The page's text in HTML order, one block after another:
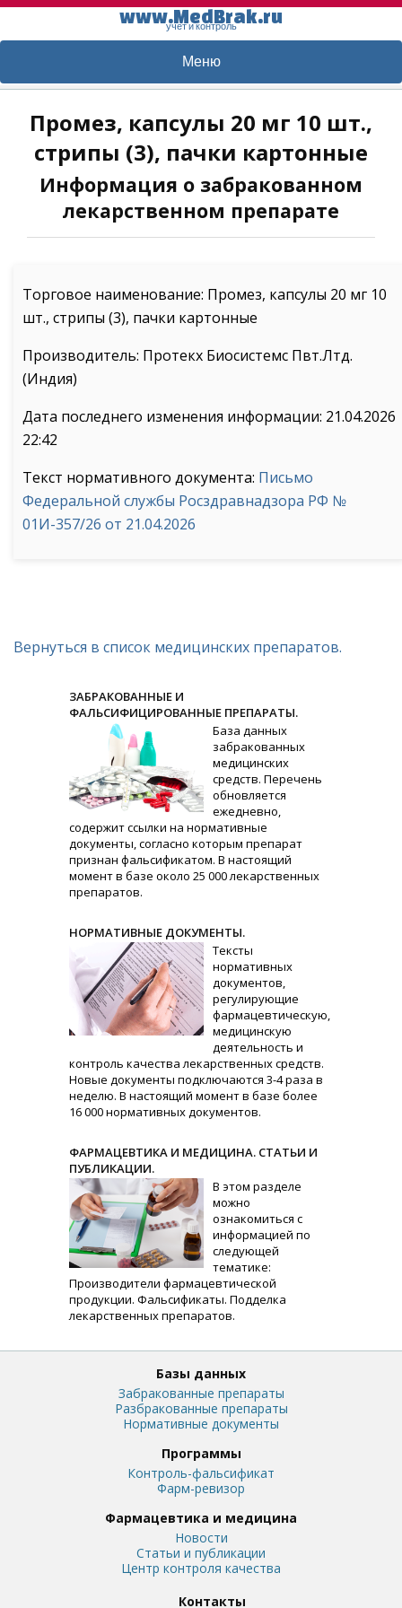
www.MedBrak.ru
учет и контроль
Меню
Промез, капсулы 20 мг 10 шт.,
стрипы (3), пачки картонные
Информация о забракованном
лекарственном препарате
Торговое наименование: Промез, капсулы 20 мг 10
шт., стрипы (3), пачки картонные
Производитель: Протекх Биосистемс Пвт.Лтд.
(Индия)
Дата последнего изменения информации: 21.04.2026
22:42
Текст нормативного документа: Письмо
Федеральной службы Росздравнадзора РФ №
01И-357/26 от 21.04.2026
Вернуться в список медицинских препаратов.
ЗАБРАКОВАННЫЕ И
ФАЛЬСИФИЦИРОВАННЫЕ ПРЕПАРАТЫ.
База данных
забракованных
медицинских
средств. Перечень
обновляется
ежедневно,
содержит ссылки на нормативные
документы, согласно которым препарат
признан фальсификатом. В настоящий
момент в базе около 25 000 лекарственных
препаратов.
НОРМАТИВНЫЕ ДОКУМЕНТЫ.
Тексты
нормативных
документов,
регулирующие
фармацевтическую,
медицинскую
деятельность и
контроль качества лекарственных средств.
Новые документы подключаются 3-4 раза в
неделю. В настоящий момент в базе более
16 000 нормативных документов.
ФАРМАЦЕВТИКА И МЕДИЦИНА. СТАТЬИ И
ПУБЛИКАЦИИ.
В этом разделе
можно
ознакомиться с
информацией по
следующей
тематике:
Производители фармацевтической
продукции. Фальсификаты. Подделка
лекарственных препаратов.
Базы данных
Забракованные препараты
Разбракованные препараты
Нормативные документы
Программы
Контроль-фальсификат
Фарм-ревизор
Фармацевтика и медицина
Новости
Статьи и публикации
Центр контроля качества
Контакты